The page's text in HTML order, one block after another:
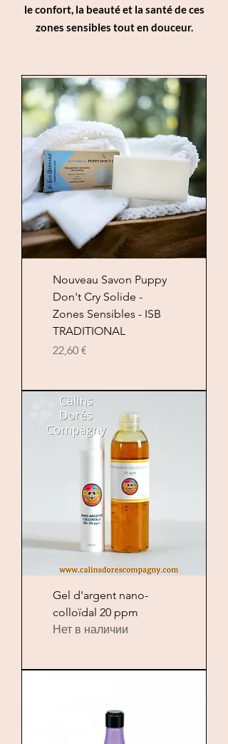
le confort, la beauté et la santé de ces
zones sensibles tout en douceur.
Nouveau Savon Puppy
Don't Cry Solide -
Zones Sensibles - ISB
TRADITIONAL
Цена
22,60 €
Gel d'argent nano-
colloïdal 20 ppm
Нет в наличии